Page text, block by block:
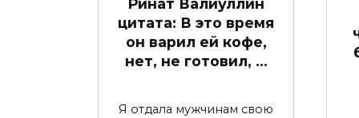
Ринат Валиуллин
цитата: В это время
он варил ей кофе,
нет, не готовил, …
Я отдала мужчинам свою